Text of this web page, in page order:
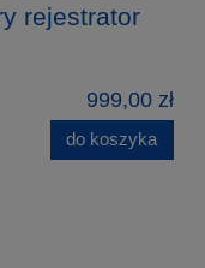
rejestrator
999,00 zł
do koszyka